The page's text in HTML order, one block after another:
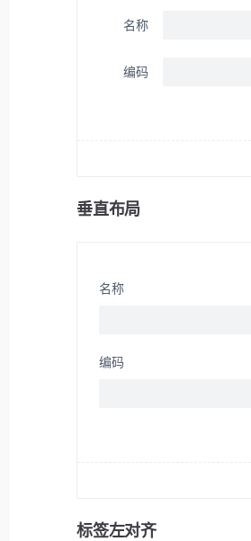
名称
编码
垂直布局
名称
编码
标签左对齐